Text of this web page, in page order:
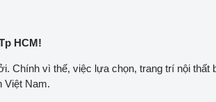
HCM!
vì thế, việc lựa chọn, trang trí nội thất
Việt Nam.